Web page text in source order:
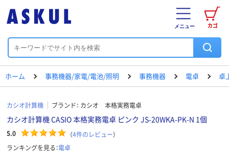
カゴ
メニュー
ホーム 事務機器/家電/電池/照明 事務機器 電卓 卓
カシオ計算機 ブランド： カシオ 本格実務電卓
カシオ計算機 CASIO 本格実務電卓 ピンク JS-20WKA-PK-N 1個
5.0 （4件のレビュー）
ランキングを見る：電卓